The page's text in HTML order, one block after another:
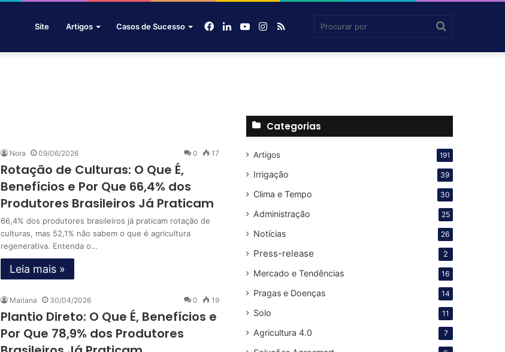
Site Artigos Casos de Sucesso Agrosmart
RSS
Instagram
YouTube
Linkedin
Facebook
Nora 09/06/2026 0 17
Rotação de Culturas: O Que É,
Benefícios e Por Que 66,4% dos
Produtores Brasileiros Já Praticam
66,4% dos produtores brasileiros já praticam rotação de
culturas, mas 52,1% não sabem o que é agricultura
regenerativa. Entenda o…
Leia mais »
Mariana 30/04/2026 0 19
Plantio Direto: O Que É, Benefícios e
Por Que 78,9% dos Produtores
Categorias
Artigos 191
Irrigação 39
Clima e Tempo 30
Administração 25
Notícias 26
Press-release 2
Mercado e Tendências 16
Pragas e Doenças 14
Solo 11
Agricultura 4.0 7